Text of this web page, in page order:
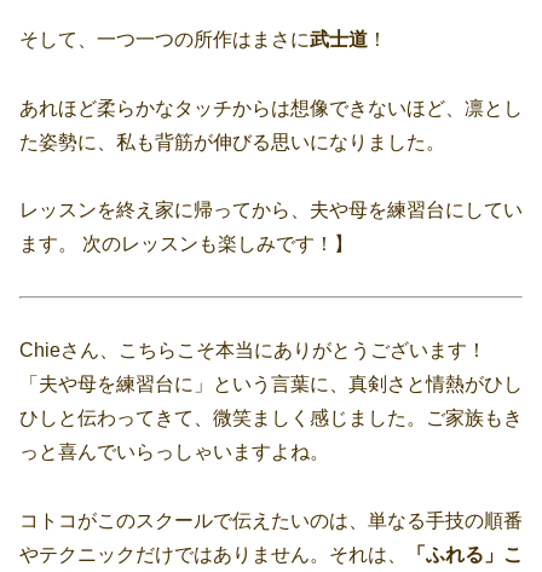
そして、一つ一つの所作はまさに武士道 ！
あれほど柔らかなタッチからは想像できないほど、凛とし
た姿勢に、私も背筋が伸びる思いになりました。
レッスンを終え家に帰ってから、夫や母を練習台にしてい
ます。 次のレッスンも楽しみです！】
Chieさん、こちらこそ本当にありがとうございます！
「夫や母を練習台に」という言葉に、真剣さと情熱がひし
ひしと伝わってきて、微笑ましく感じました。ご家族もき
っと喜んでいらっしゃいますよね。
コトコがこのスクールで伝えたいのは、単なる手技の順番
やテクニックだけではありません。それは、
「ふれる」こ